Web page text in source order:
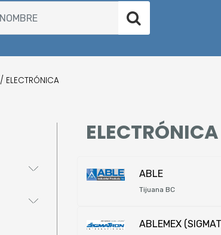
/ ELECTRÓNICA
ELECTRÓNICA
ABLE
Tijuana BC
ABLEMEX